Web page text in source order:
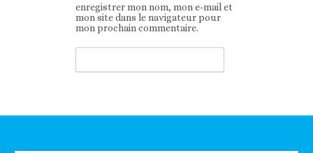
enregistrer mon nom, mon e-mail et
mon site dans le navigateur pour
mon prochain commentaire.